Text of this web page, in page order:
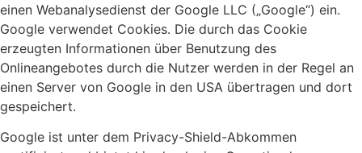
einen Webanalysedienst der Google LLC („Google“) ein.
Google verwendet Cookies. Die durch das Cookie
erzeugten Informationen über Benutzung des
Onlineangebotes durch die Nutzer werden in der Regel an
einen Server von Google in den USA übertragen und dort
gespeichert.
Google ist unter dem Privacy-Shield-Abkommen